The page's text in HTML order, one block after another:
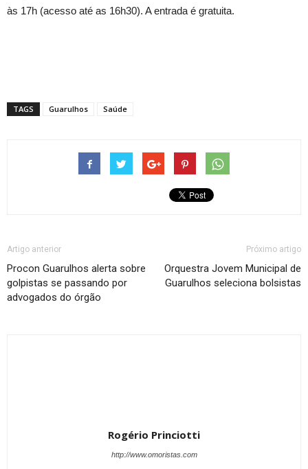
às 17h (acesso até as 16h30). A entrada é gratuita.
TAGS Guarulhos Saúde
Artigo anterior
Procon Guarulhos alerta sobre
golpistas se passando por
advogados do órgão
Próximo artigo
Orquestra Jovem Municipal de
Guarulhos seleciona bolsistas
Rogério Princiotti
http://www.omoristas.com